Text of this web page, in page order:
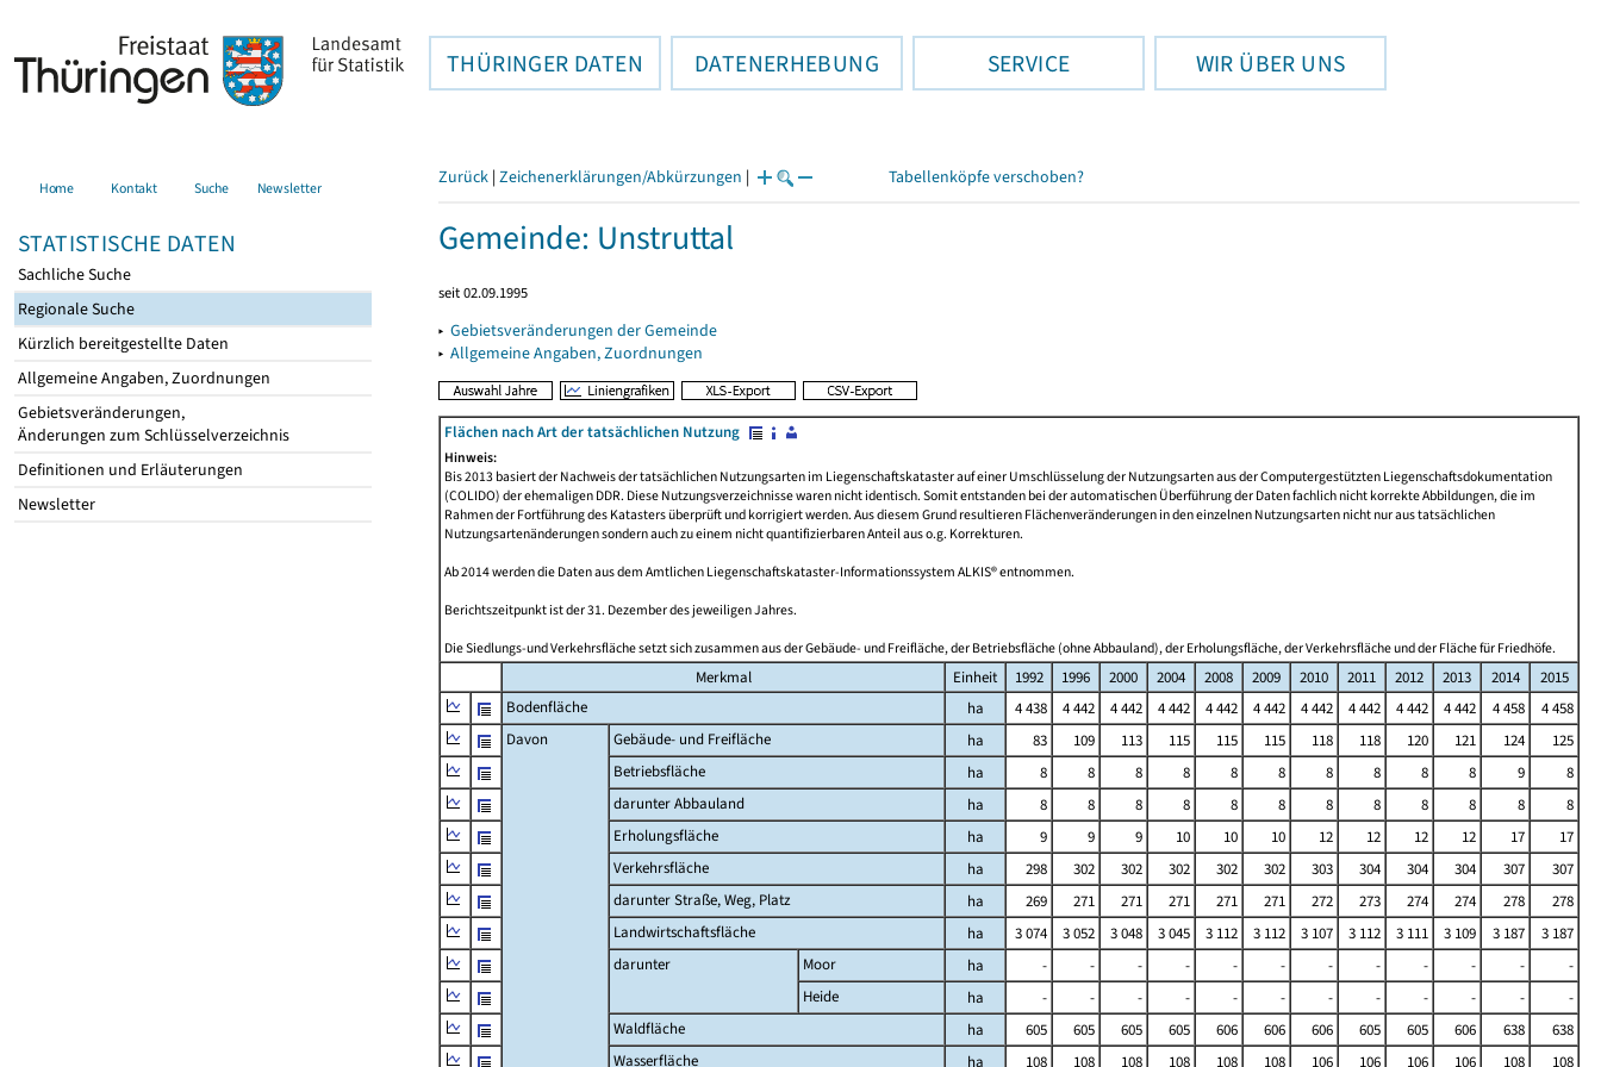
THÜRINGER DATEN DATENERHEBUNG SERVICE WIR ÜBER UNS
Home Kontakt Suche Newsletter
STATISTISCHE DATEN
Sachliche Suche
Regionale Suche
Kürzlich bereitgestellte Daten
Allgemeine Angaben, Zuordnungen
Gebietsveränderungen,
Änderungen zum Schlüsselverzeichnis
Definitionen und Erläuterungen
Newsletter
Zurück | Zeichenerklärungen/Abkürzungen | Tabellenköpfe verschoben?
Gemeinde: Unstruttal
seit 02.09.1995
▸ Gebietsveränderungen der Gemeinde
▸ Allgemeine Angaben, Zuordnungen
Flächen nach Art der tatsächlichen Nutzung
Hinweis:
Bis 2013 basiert der Nachweis der tatsächlichen Nutzungsarten im Liegenschaftskataster auf einer Umschlüsselung der Nutzungsarten aus der Computergestützten Liegenschaftsdokumentation
(COLIDO) der ehemaligen DDR. Diese Nutzungsverzeichnisse waren nicht identisch. Somit entstanden bei der automatischen Überführung der Daten fachlich nicht korrekte Abbildungen, die im
Rahmen der Fortführung des Katasters überprüft und korrigiert werden. Aus diesem Grund resultieren Flächenveränderungen in den einzelnen Nutzungsarten nicht nur aus tatsächlichen
Nutzungsartenänderungen sondern auch zu einem nicht quantifizierbaren Anteil aus o.g. Korrekturen.
Ab 2014 werden die Daten aus dem Amtlichen Liegenschaftskataster-Informationssystem ALKIS® entnommen.
Berichtszeitpunkt ist der 31. Dezember des jeweiligen Jahres.
Die Siedlungs-und Verkehrsfläche setzt sich zusammen aus der Gebäude- und Freifläche, der Betriebsfläche (ohne Abbauland), der Erholungsfläche, der Verkehrsfläche und der Fläche für Friedhöfe.
Merkmal Einheit 1992 1996 2000 2004 2008 2009 2010 2011 2012 2013 2014
2015
Bodenfläche
ha 4 438 4 442 4 442 4 442 4 442 4 442 4 442 4 442 4 442 4 442 4 458
4 458
Davon
Gebäude- und Freifläche ha 83 109 113 115 115 115 118 118 120 121 124
125
Betriebsfläche
ha 8 8 8 8 8 8 8 8 8 8 9
8
darunter Abbauland
ha 8 8 8 8 8 8 8 8 8 8 8
8
Erholungsfläche
ha 9 9 9 10 10 10 12 12 12 12 17
17
Verkehrsfläche
ha 298 302 302 302 302 302 303 304 304 304 307
307
darunter Straße, Weg, Platz
ha 269 271 271 271 271 271 272 273 274 274 278
278
Landwirtschaftsfläche
ha 3 074 3 052 3 048 3 045 3 112 3 112 3 107 3 112 3 111 3 109 3 187
3 187
darunter
Moor ha - - - - - - - - - - -
-
Heide
ha - - - - - - - - - - -
-
Waldfläche
ha 605 605 605 605 606 606 606 605 605 606 638
638
Wasserfläche
ha 108 108 108 108 108 108 106 106 106 106 108 108